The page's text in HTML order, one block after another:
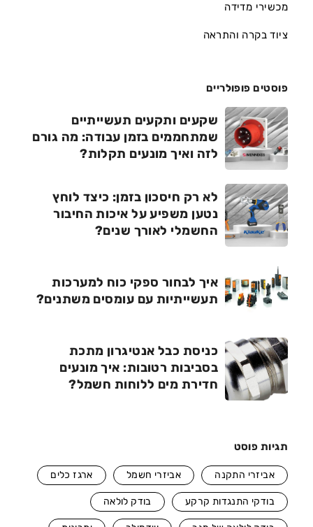
מכשירי מדידה
ציוד בקרה והתראה
פוסטים פופולריים
שקעים ותקעים תעשייתיים
שמתחממים בזמן עבודה: מה גורם
לזה ואיך מונעים תקלות?
לא רק חיסכון בזמן: כיצד לוחץ
נטען משפיע על איכות החיבור
החשמלי לאורך שנים?
איך לבחור ספקי כוח למערכות
תעשייתיות עם עומסים משתנים?
כניסת כבל אנטיגרון מתכת
בסביבות רטובות: איך מונעים
חדירת מים ללוחות חשמל?
תגיות פוסט
אביזרי התקנה אביזרי חשמל ארגז כלים
בודקי התנגדות קרקע בודק לולאה